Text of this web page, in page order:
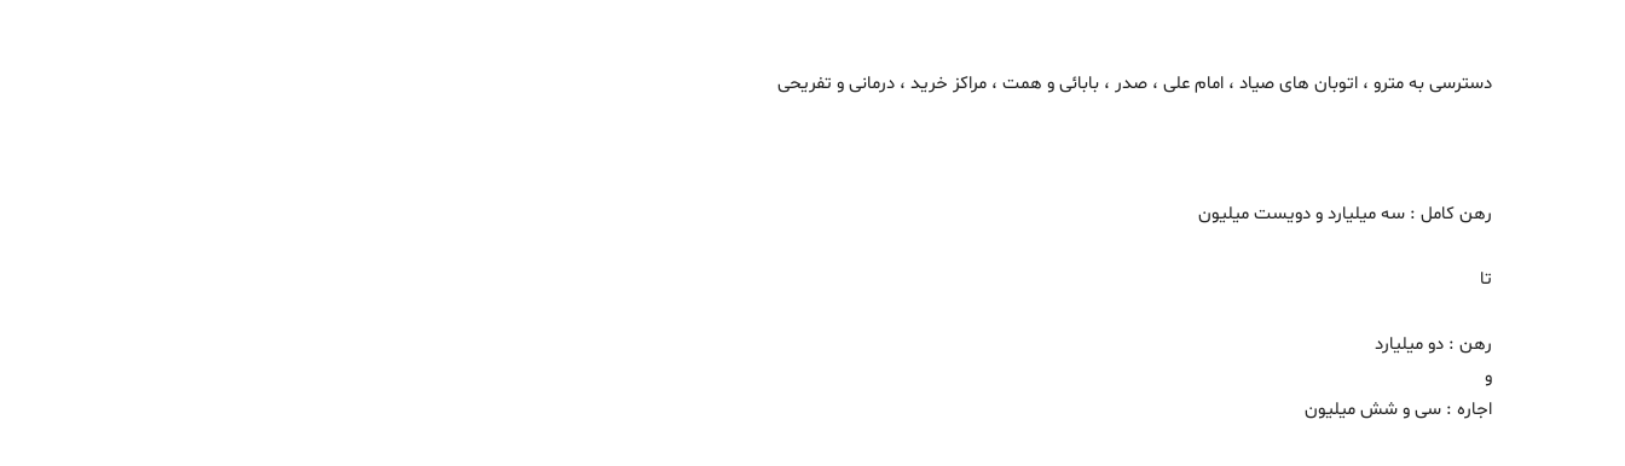
دسترسی به مترو ، اتوبان های صیاد ، امام علی ، صدر ، بابائی و همت ، مراکز خرید ، درمانی و تفریحی
رهن کامل : سه میلیارد و دویست میلیون
تا
رهن : دو میلیارد
و
اجاره : سی و شش میلیون